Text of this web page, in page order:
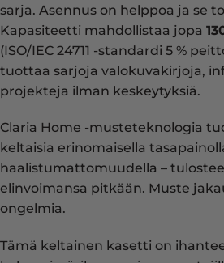
sarja. Asennus on helppoa ja se
Kapasiteetti mahdollistaa jopa
(ISO/IEC 24711 -standardi 5 %
tuottaa sarjoja valokuvakirjoja,
projekteja ilman keskeytyksiä.
Claria Home -musteteknologia
keltaisia erinomaisella
haalistumattomuudella –
elinvoimansa pitkään. Muste
ongelmia.
Tämä keltainen kasetti on